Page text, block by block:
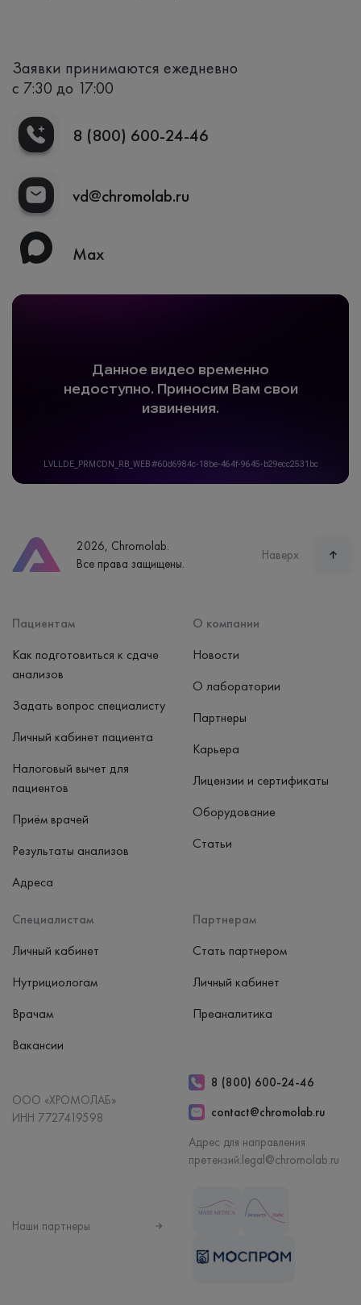
Заявки принимаются ежедневно
с 7:30 до 17:00
8 (800) 600-24-46
vd@chromolab.ru
Max
2026, Chromolab.
Все права защищены.
Наверх
Пациентам
Как подготовиться к сдаче
анализов
Задать вопрос специалисту
Личный кабинет пациента
Налоговый вычет для
пациентов
Приём врачей
Результаты анализов
Адреса
Специалистам
Личный кабинет
Нутрициологам
Врачам
Вакансии
Партнерам
Стать партнером
Личный кабинет
Преаналитика
О компании
Новости
О лаборатории
Партнеры
Карьера
Лицензии и сертификаты
Оборудование
Статьи
ООО «ХРОМОЛАБ»
ИНН 7727419598
8 (800) 600-24-46
contact@chromolab.ru
Адрес для направления
претензий:legal@chromolab.ru
Наши партнеры